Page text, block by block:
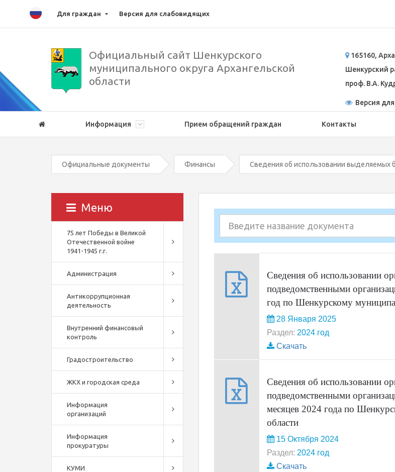
Для граждан Версия для слабовидящих
Официальный сайт Шенкурского
муниципального округа Архангельской
области
165160,
Шенкурский
проф. В.А.
Версия
Информация
Прием обращений граждан Контакты
Официальные документы Финансы Сведения об использовании выделяемых
Меню
75 лет Победы в Великой
Отечественной войне
1941-1945 г.г.
Администрация
Антикоррупционная
деятельность
Внутренний финансовый
контроль
Градостроительство
ЖКХ и городская среда
Информация
организаций
Информация
прокуратуры
КУМИ
Сведения об использовании
подведомственными
год по Шенкурскому
28 Января 2025
Раздел: 2024 год
Скачать
Сведения об использовании
подведомственными
месяцев 2024 года по
области
15 Октября 2024
Раздел: 2024 год
Скачать